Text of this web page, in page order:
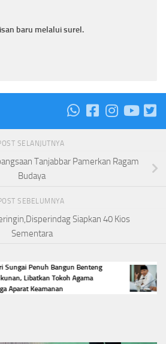
baru melalui surel.
SELANJUTNYA
Tanjabbar Pamerkan Ragam
Budaya
SEBELUMNYA
Siapkan 40 Kios
Sementara
Penuh Bangun Benteng
Libatkan Tokoh Agama
Keamanan
KPK